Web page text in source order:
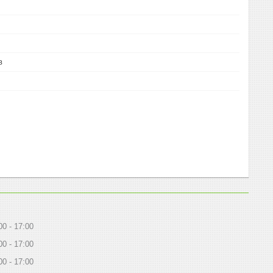
17:00
17:00
17:00